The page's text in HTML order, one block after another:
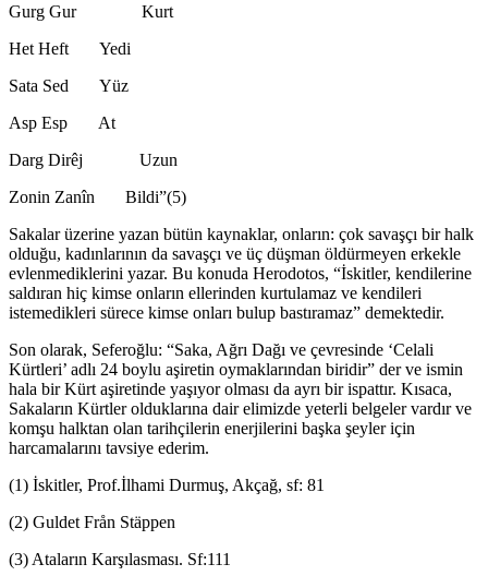
Gurg Gur Kurt
Het Heft Yedi
Sata Sed Yüz
Asp Esp At
Darg Dirêj Uzun
Zonin Zanîn Bildi”(5)
Sakalar üzerine yazan bütün kaynaklar, onların: çok savaşçı bir halk
olduğu, kadınlarının da savaşçı ve üç düşman öldürmeyen erkekle
evlenmediklerini yazar. Bu konuda Herodotos, “İskitler, kendilerine
saldıran hiç kimse onların ellerinden kurtulamaz ve kendileri
istemedikleri sürece kimse onları bulup bastıramaz” demektedir.
Son olarak, Seferoğlu: “Saka, Ağrı Dağı ve çevresinde ‘Celali
Kürtleri’ adlı 24 boylu aşiretin oymaklarından biridir” der ve ismin
hala bir Kürt aşiretinde yaşıyor olması da ayrı bir ispattır. Kısaca,
Sakaların Kürtler olduklarına dair elimizde yeterli belgeler vardır ve
komşu halktan olan tarihçilerin enerjilerini başka şeyler için
harcamalarını tavsiye ederim.
(1) İskitler, Prof.İlhami Durmuş, Akçağ, sf: 81
(2) Guldet Från Stäppen
(3) Ataların Karşılasması. Sf:111